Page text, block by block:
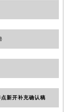
新开补充确认稿